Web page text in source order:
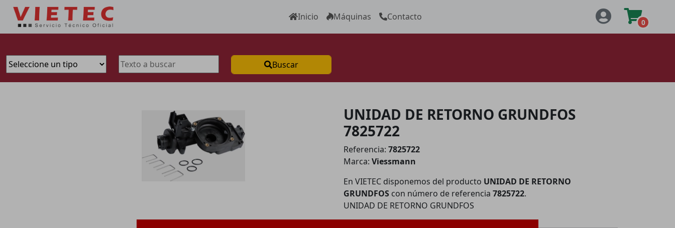
Inicio Máquinas Contacto
0
Buscar
UNIDAD DE RETORNO GRUNDFOS
7825722
Referencia: 7825722
Marca: Viessmann
En VIETEC disponemos del producto UNIDAD DE RETORNO
GRUNDFOS con número de referencia 7825722.
UNIDAD DE RETORNO GRUNDFOS